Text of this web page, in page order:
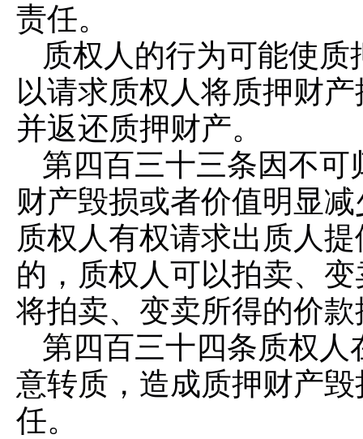
责任。
质权人的行为可能使
以请求质权人将质押财
并返还质押财产。
第四百三十三条因不可
财产毁损或者价值明显
质权人有权请求出质人
的，质权人可以拍卖、
将拍卖、变卖所得的价
第四百三十四条质权人
意转质，造成质押财产
任。